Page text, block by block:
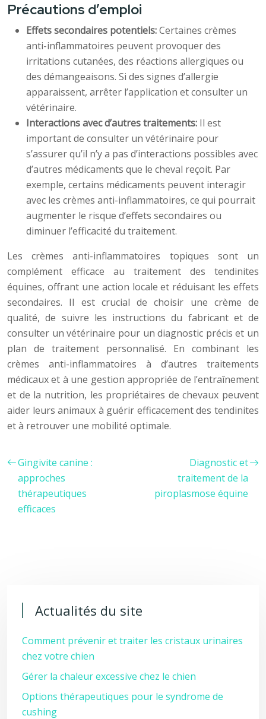
Précautions d’emploi
Effets secondaires potentiels:Certaines crèmes
anti-inflammatoires peuvent provoquer des
irritations cutanées, des réactions allergiques ou
des démangeaisons. Si des signes d’allergie
apparaissent, arrêter l’application et consulter un
vétérinaire.
Interactions avec d’autres traitements: Il est
important de consulter un vétérinaire pour
s’assurer qu’il n’y a pas d’interactions possibles avec
d’autres médicaments que le cheval reçoit. Par
exemple, certains médicaments peuvent interagir
avec les crèmes anti-inflammatoires, ce qui pourrait
augmenter le risque d’effets secondaires ou
diminuer l’efficacité du traitement.
Les crèmes anti-inflammatoires topiques sont un
complément efficace au traitement des tendinites
équines, offrant une action locale et réduisant les effets
secondaires. Il est crucial de choisir une crème de
qualité, de suivre les instructions du fabricant et de
consulter un vétérinaire pour un diagnostic précis et un
plan de traitement personnalisé. En combinant les
crèmes anti-inflammatoires à d’autres traitements
médicaux et à une gestion appropriée de l’entraînement
et de la nutrition, les propriétaires de chevaux peuvent
aider leurs animaux à guérir efficacement des tendinites
et à retrouver une mobilité optimale.
Gingivite canine :
approches
thérapeutiques
efficaces
Diagnostic et
traitement de la
piroplasmose équine
Actualités du site
Comment prévenir et traiter les cristaux urinaires
chez votre chien
Gérer la chaleur excessive chez le chien
Options thérapeutiques pour le syndrome de
cushing